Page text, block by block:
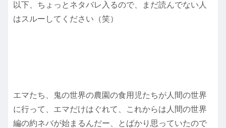
以下、ちょっとネタバレ入るので、まだ読んでない人
はスルーしてください（笑）
エマたち、鬼の世界の農園の食用児たちが人間の世界
に行って、エマだけはぐれて、これからは人間の世界
編の約ネバが始まるんだー、とばかり思っていたので